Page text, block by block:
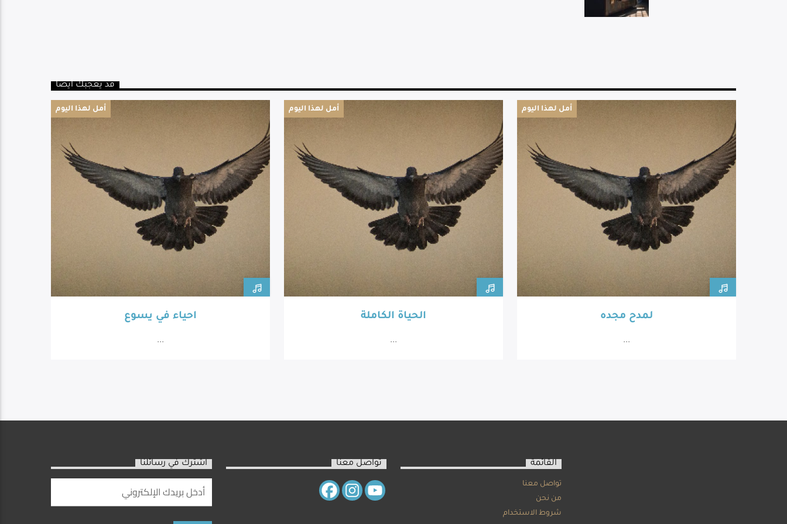
قد يعجبك أيضا
أمل لهذا اليوم
احياء في يسوع
...
أمل لهذا اليوم
الحياة الكاملة
...
أمل لهذا اليوم
لمدح مجده
...
اشترك في رسائلنا تواصل معنا القائمة
تواصل معنا
من نحن
شروط الاستخدام